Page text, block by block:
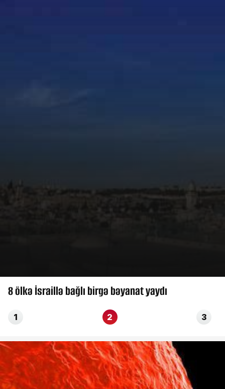
8 ölkə İsraillə bağlı birgə bəyanat yaydı
1 2 3